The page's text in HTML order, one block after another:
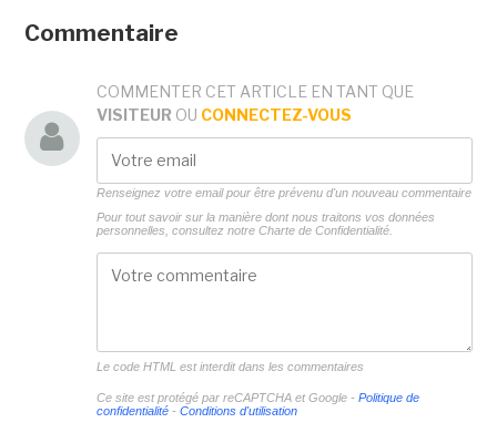
Commentaire
COMMENTER CET ARTICLE EN TANT QUE
VISITEUR OU CONNECTEZ-VOUS
Renseignez votre email pour être prévenu d'un nouveau commentaire
Pour tout savoir sur la manière dont nous traitons vos données
personnelles, consultez notre Charte de Confidentialité.
Le code HTML est interdit dans les commentaires
Ce site est protégé par reCAPTCHA et Google - Politique de
confidentialité- Conditions d'utilisation